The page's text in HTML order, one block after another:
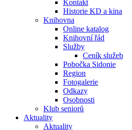
Kontakt
Historie KD a kina
Knihovna
Online katalog
Knihovní řád
Služby
Ceník služeb
Pobočka Sidonie
Region
Fotogalerie
Odkazy
Osobnosti
Klub seniorů
Aktuality
Aktuality